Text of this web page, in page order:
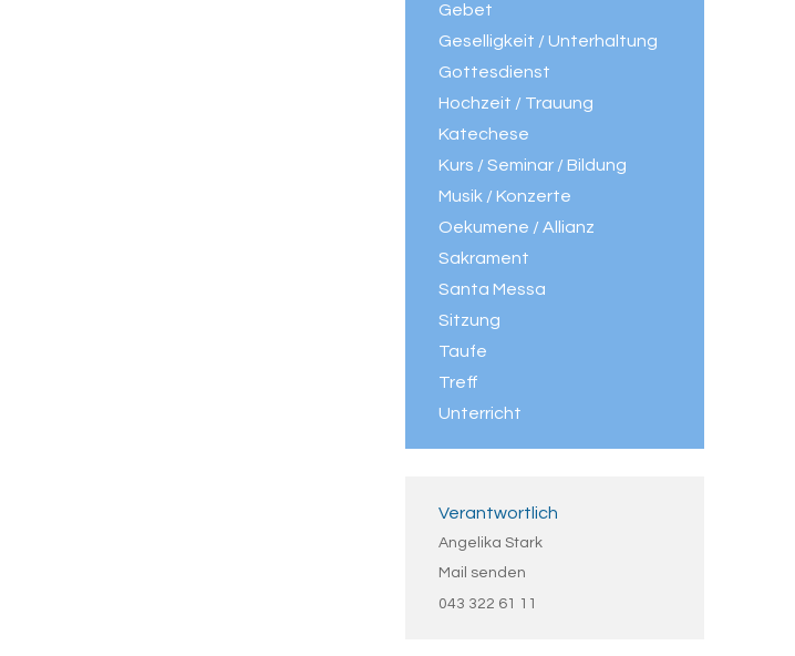
Gebet
Geselligkeit / Unterhaltung
Gottesdienst
Hochzeit / Trauung
Katechese
Kurs / Seminar / Bildung
Musik / Konzerte
Oekumene / Allianz
Sakrament
Santa Messa
Sitzung
Taufe
Treff
Unterricht
Verantwortlich
Angelika Stark
Mail senden
043 322 61 11